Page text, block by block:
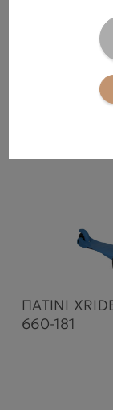
Είδατε
ΠΑΤΙΝΙ
660-181